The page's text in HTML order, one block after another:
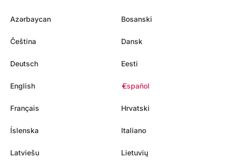
Azərbaycan Bosanski
Čeština Dansk
Deutsch Eesti
English Español
Français Hrvatski
Íslenska Italiano
Latviešu Lietuvių